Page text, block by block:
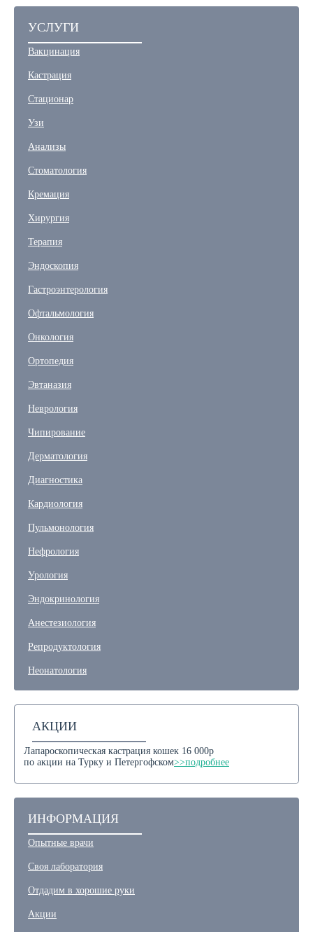
УСЛУГИ
Вакцинация
Кастрация
Стационар
Узи
Анализы
Стоматология
Кремация
Хирургия
Терапия
Эндоскопия
Гастроэнтерология
Офтальмология
Онкология
Ортопедия
Эвтаназия
Неврология
Чипирование
Дерматология
Диагностика
Кардиология
Пульмонология
Нефрология
Урология
Эндокринология
Анестезиология
Репродуктология
Неонатология
АКЦИИ
Лапароскопическая кастрация кошек 16 000р
по акции на Турку и Петергофском>>подробнее
ИНФОРМАЦИЯ
Опытные врачи
Своя лаборатория
Отдадим в хорошие руки
Акции